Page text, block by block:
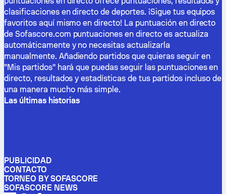
clasificaciones en directo de deportes. ¡Sigue tus equipos
favoritos aquí mismo en directo! La puntuación en directo
de Sofascore.com puntuaciones en directo es actualiza
automáticamente y no necesitas actualizarla
manualmente. Añadiendo partidos que quieras seguir en
"Mis partidos" hará que puedas seguir las puntuaciones en
directo, resultados y estadísticas de tus partidos incluso de
una manera mucho más simple.
Las últimas historias
PUBLICIDAD
CONTACTO
TORNEO BY SOFASCORE
SOFASCORE NEWS